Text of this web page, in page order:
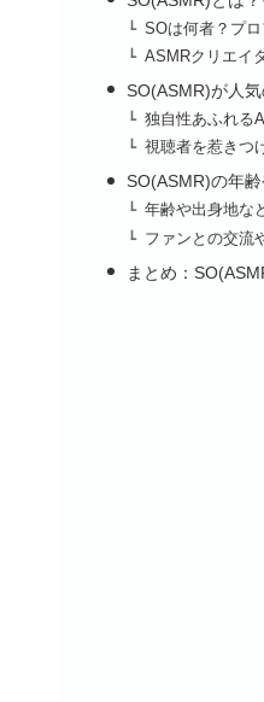
SOは何者？プ
ASMRクリエイ
SO(ASMR)が人
独自性あふれる
視聴者を惹きつ
SO(ASMR)の年
年齢や出身地な
ファンとの交流
まとめ：